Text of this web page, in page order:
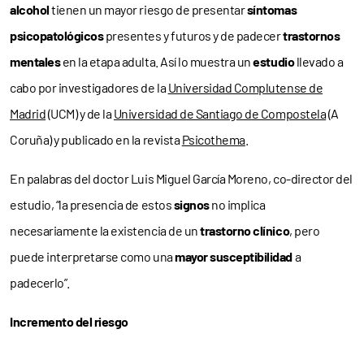
alcoholtienen un mayor riesgo de presentarsíntomas
psicopatológicospresentes y futuros y de padecertrastornos
mentalesen la etapa adulta. Así lo muestra unestudiollevado a
cabo por investigadores de laUniversidad Complutense de
Madrid(UCM) y de laUniversidad de Santiago de Compostela(A
Coruña) y publicado en la revistaPsicothema.
En palabras del doctor Luis Miguel García Moreno, co-director del
estudio, “la presencia de estossignosno implica
necesariamente la existencia de untrastorno clínico, pero
puede interpretarse como unamayor susceptibilidada
padecerlo”.
Incremento del riesgo